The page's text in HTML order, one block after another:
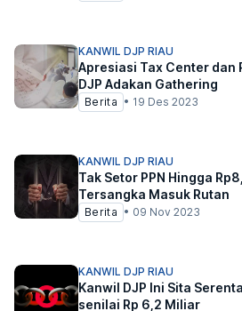
KANWIL DJP RIAU
Apresiasi Tax Center dan
DJP Adakan Gathering
Berita • 19 Des 2023
KANWIL DJP RIAU
Tak Setor PPN Hingga
Tersangka Masuk Rutan
Berita • 09 Nov 2023
KANWIL DJP RIAU
Kanwil DJP Ini Sita
senilai Rp 6,2 Miliar